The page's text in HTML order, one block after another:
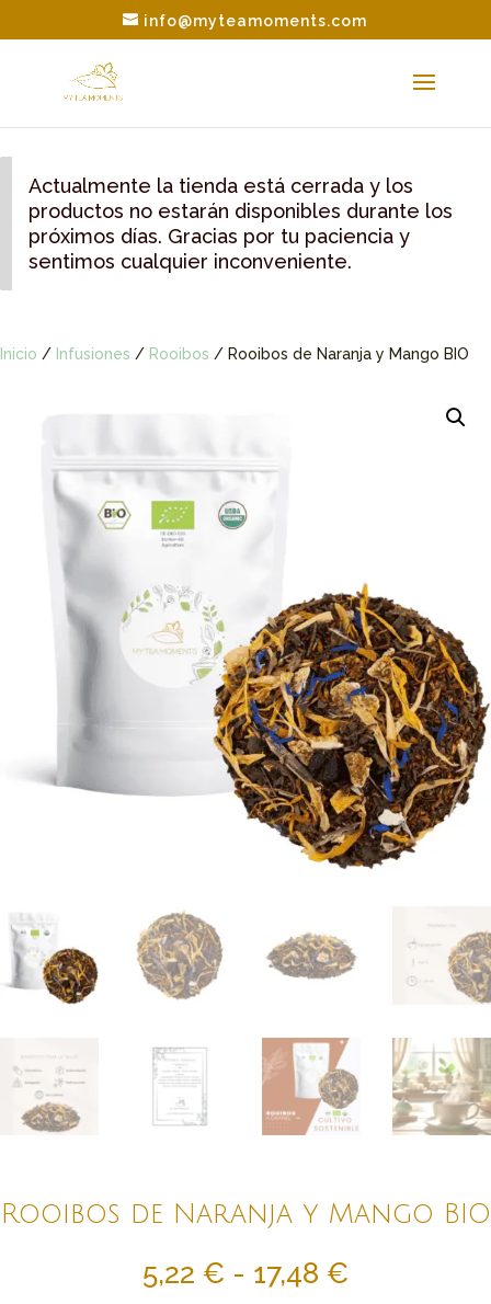
info@myteamoments.com
Actualmente la tienda está cerrada y los
productos no estarán disponibles durante los
próximos días. Gracias por tu paciencia y
sentimos cualquier inconveniente.
Inicio / Infusiones / Rooibos / Rooibos de Naranja y Mango BIO
Rooibos de Naranja y Mango BIO
5,22 € - 17,48 €